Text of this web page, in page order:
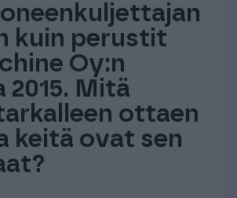
kuin perustit
Oy:n
2015. Mitä
ottaen
keitä ovat sen